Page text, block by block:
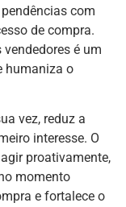
com
de compra.
é um
humaniza o
vez, reduz a
interesse. O
proativamente,
momento
e fortalece o